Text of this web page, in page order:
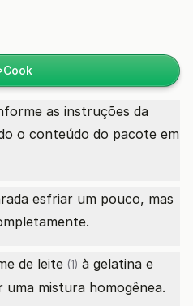
Cook
as instruções da
o conteúdo do pacote em
esfriar um pouco, mas
de leite (1) à gelatina e
mistura homogênea.